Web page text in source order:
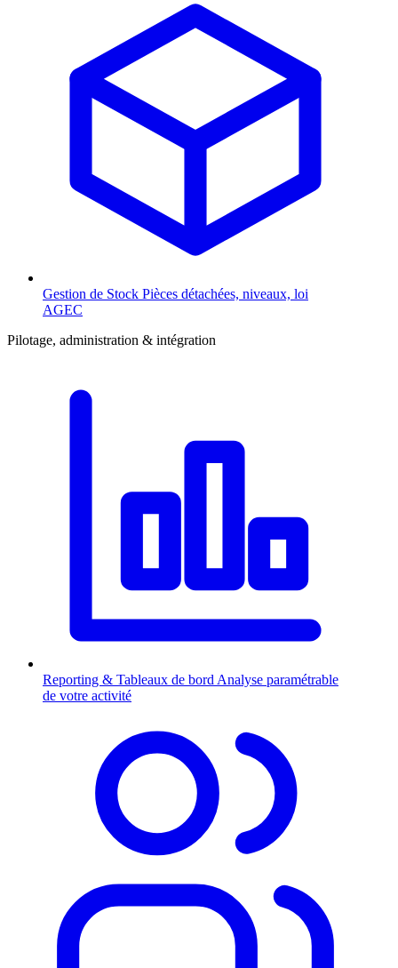
Gestion de Stock Pièces détachées, niveaux, loi
AGEC
Pilotage, administration & intégration
Reporting & Tableaux de bord Analyse paramétrable
de votre activité